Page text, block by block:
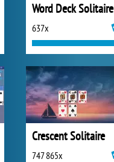
Word Deck Solitaire
637x
Crescent Solitaire
747 865x